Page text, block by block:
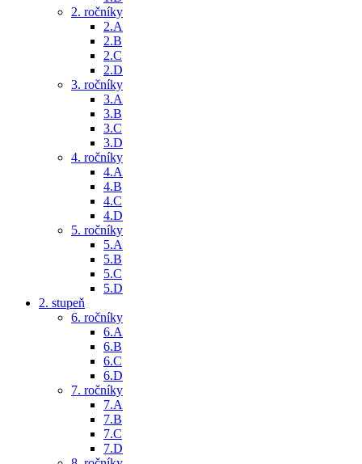
2. ročníky
2.A
2.B
2.C
2.D
3. ročníky
3.A
3.B
3.C
3.D
4. ročníky
4.A
4.B
4.C
4.D
5. ročníky
5.A
5.B
5.C
5.D
2. stupeň
6. ročníky
6.A
6.B
6.C
6.D
7. ročníky
7.A
7.B
7.C
7.D